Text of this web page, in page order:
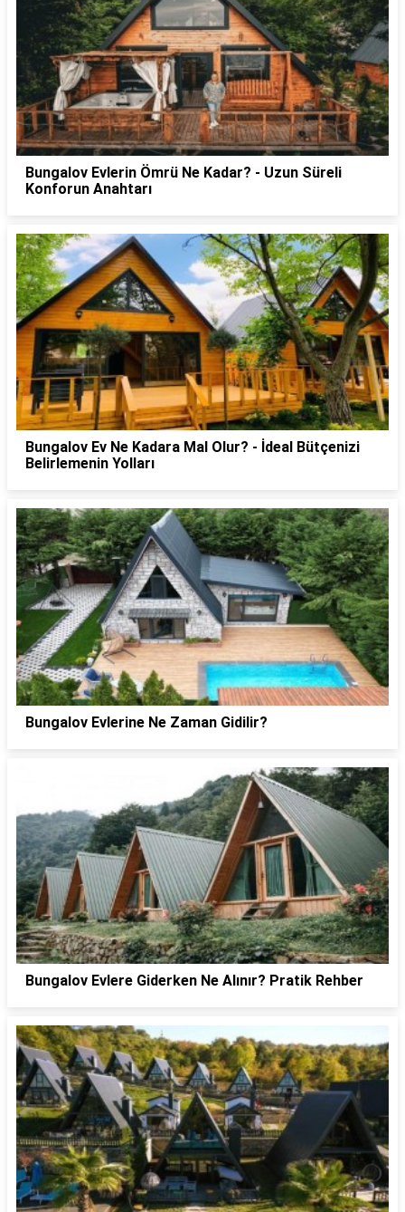
Bungalov Evlerin Ömrü Ne Kadar? - Uzun Süreli
Konforun Anahtarı
Bungalov Ev Ne Kadara Mal Olur? - İdeal Bütçenizi
Belirlemenin Yolları
Bungalov Evlerine Ne Zaman Gidilir?
Bungalov Evlere Giderken Ne Alınır? Pratik Rehber